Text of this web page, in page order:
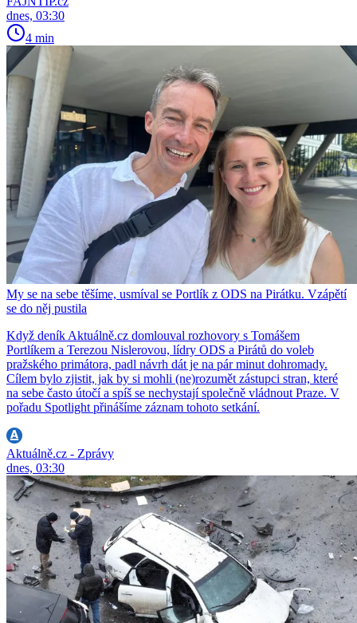
dnes, 03:30
4 min
My se na sebe těšíme, usmíval se Portlík z ODS na Pirátku. Vzápětí
se do něj pustila
Když deník Aktuálně.cz domlouval rozhovory s Tomášem
Portlíkem a Terezou Nislerovou, lídry ODS a Pirátů do voleb
pražského primátora, padl návrh dát je na pár minut dohromady.
Cílem bylo zjistit, jak by si mohli (ne)rozumět zástupci stran, které
na sebe často útočí a spíš se nechystají společně vládnout Praze. V
pořadu Spotlight přinášíme záznam tohoto setkání.
Aktuálně.cz - Zprávy
dnes, 03:30